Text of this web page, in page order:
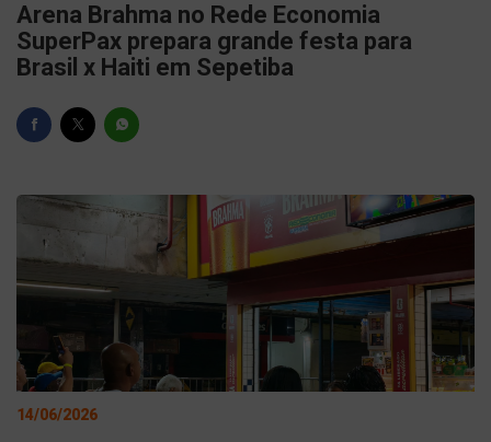
Arena Brahma no Rede Economia
SuperPax prepara grande festa para
Brasil x Haiti em Sepetiba
14/06/2026